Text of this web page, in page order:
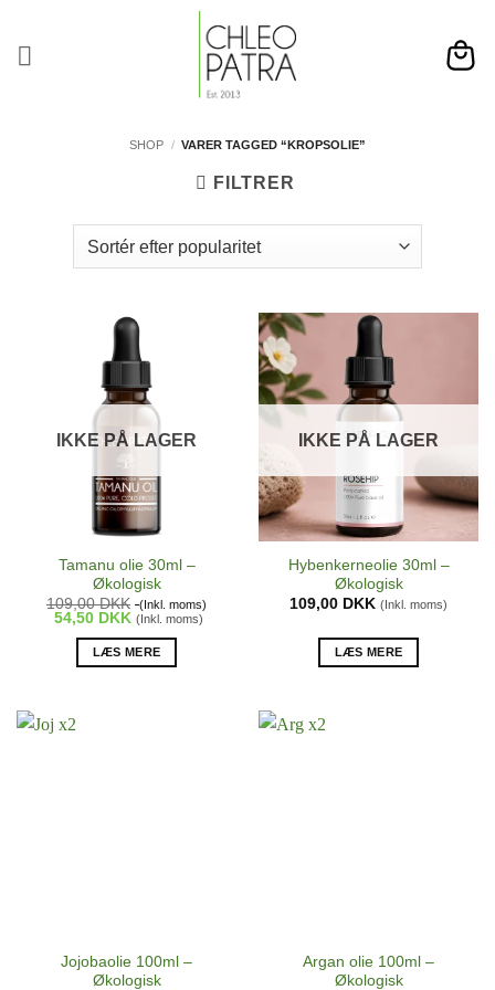
indhold
SHOP / VARER TAGGED “KROPSOLIE”
FILTRER
IKKE PÅ LAGER
Tamanu olie 30ml –
Økologisk
109,00DKK (Inkl. moms)
54,50 DKK (Inkl. moms)
LÆS MERE
IKKE PÅ LAGER
Hybenkerneolie 30ml –
Økologisk
109,00 DKK (Inkl. moms)
LÆS MERE
Jojobaolie 100ml –
Økologisk
Argan olie 100ml –
Økologisk